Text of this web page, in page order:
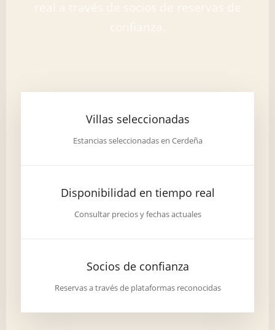
Villas seleccionadas
Estancias seleccionadas en Cerdeña
Disponibilidad en tiempo real
Consultar precios y fechas actuales
Socios de confianza
Reservas a través de plataformas reconocidas